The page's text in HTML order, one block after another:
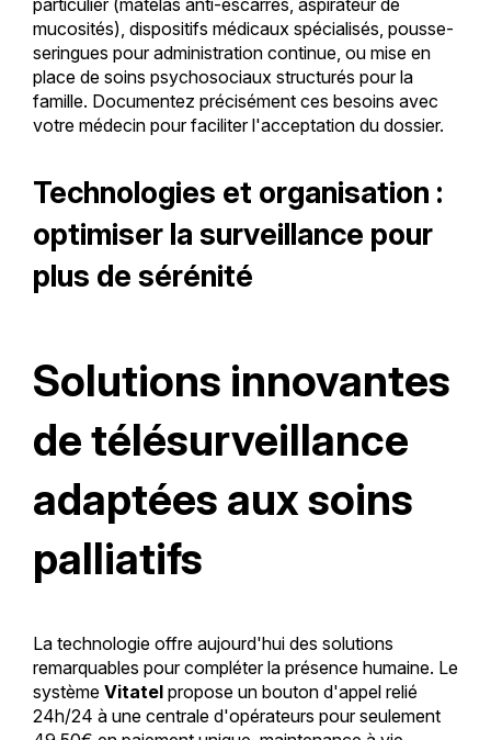
mucosités), dispositifs médicaux spécialisés, pousse-
seringues pour administration continue, ou mise en
place de soins psychosociaux structurés pour la
famille. Documentez précisément ces besoins avec
votre médecin pour faciliter l'acceptation du dossier.
Technologies et organisation :
optimiser la surveillance pour
plus de sérénité
Solutions innovantes
de télésurveillance
adaptées aux soins
palliatifs
La technologie offre aujourd'hui des solutions
remarquables pour compléter la présence humaine. Le
système Vitatelpropose un bouton d'appel relié
24h/24 à une centrale d'opérateurs pour seulement